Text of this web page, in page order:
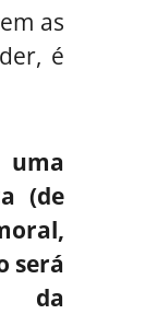
as
é
uma
(de
será
da